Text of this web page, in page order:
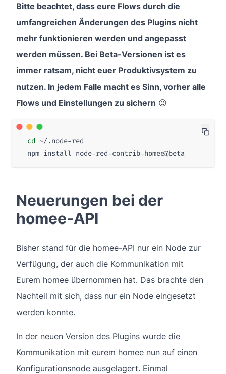
Bitte beachtet, dass eure Flows durch die
umfangreichen Änderungen des Plugins nicht
mehr funktionieren werden und angepasst
werden müssen. Bei Beta-Versionen ist es
immer ratsam, nicht euer Produktivsystem zu
nutzen. In jedem Falle macht es Sinn, vorher alle
Flows und Einstellungen zu sichern 😉
cd
Neuerungen bei der
homee-API
Bisher stand für die homee-API nur ein Node zur
Verfügung, der auch die Kommunikation mit
Eurem homee übernommen hat. Das brachte den
Nachteil mit sich, dass nur ein Node eingesetzt
werden konnte.
In der neuen Version des Plugins wurde die
Kommunikation mit eurem homee nun auf einen
Konfigurationsnode ausgelagert. Einmal